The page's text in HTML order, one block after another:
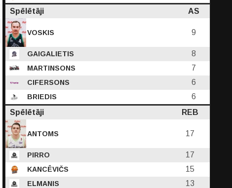
Spēlētāji
AS
VOSKIS 9
GAIGALIETIS 8
MARTINSONS 7
CIFERSONS 6
BRIEDIS
6
Spēlētāji
REB
ANTOMS 17
PIRRO 17
KANCĒVIČS 15
ELMANIS 13